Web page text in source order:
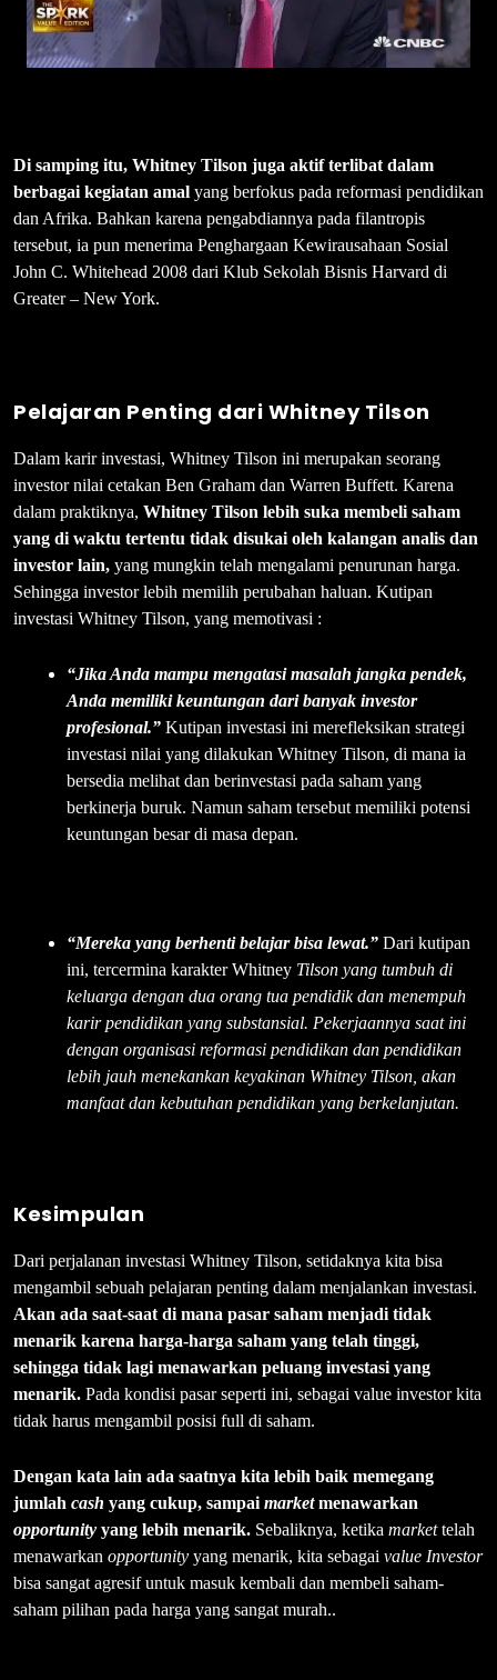
Di samping itu, Whitney Tilson juga aktif terlibat dalam
berbagai kegiatan amal yang berfokus pada reformasi pendidikan
dan Afrika. Bahkan karena pengabdiannya pada filantropis
tersebut, ia pun menerima Penghargaan Kewirausahaan Sosial
John C. Whitehead 2008 dari Klub Sekolah Bisnis Harvard di
Greater – New York.
Pelajaran Penting dari Whitney Tilson
Dalam karir investasi, Whitney Tilson ini merupakan seorang
investor nilai cetakan Ben Graham dan Warren Buffett. Karena
dalam praktiknya, Whitney Tilson lebih suka membeli saham
yang di waktu tertentu tidak disukai oleh kalangan analis dan
investor lain, yang mungkin telah mengalami penurunan harga.
Sehingga investor lebih memilih perubahan haluan. Kutipan
investasi Whitney Tilson, yang memotivasi :
“Jika Anda mampu mengatasi masalah jangka pendek,
Anda memiliki keuntungan dari banyak investor
profesional.” Kutipan investasi ini merefleksikan strategi
investasi nilai yang dilakukan Whitney Tilson, di mana ia
bersedia melihat dan berinvestasi pada saham yang
berkinerja buruk. Namun saham tersebut memiliki potensi
keuntungan besar di masa depan.
“Mereka yang berhenti belajar bisa lewat.” Dari kutipan
ini, tercermina karakter Whitney Tilson yang tumbuh di
keluarga dengan dua orang tua pendidik dan menempuh
karir pendidikan yang substansial. Pekerjaannya saat ini
dengan organisasi reformasi pendidikan dan pendidikan
lebih jauh menekankan keyakinan Whitney Tilson, akan
manfaat dan kebutuhan pendidikan yang berkelanjutan.
Kesimpulan
Dari perjalanan investasi Whitney Tilson, setidaknya kita bisa
mengambil sebuah pelajaran penting dalam menjalankan investasi.
Akan ada saat-saat di mana pasar saham menjadi tidak
menarik karena harga-harga saham yang telah tinggi,
sehingga tidak lagi menawarkan peluang investasi yang
menarik. Pada kondisi pasar seperti ini, sebagai value investor kita
tidak harus mengambil posisi full di saham.
Dengan kata lain ada saatnya kita lebih baik memegang
jumlah cash yang cukup, sampai marketmenawarkan
opportunity yang lebih menarik. Sebaliknya, ketika markettelah
menawarkan opportunity yang menarik, kita sebagai value Investor
bisa sangat agresif untuk masuk kembali dan membeli saham-
saham pilihan pada harga yang sangat murah..